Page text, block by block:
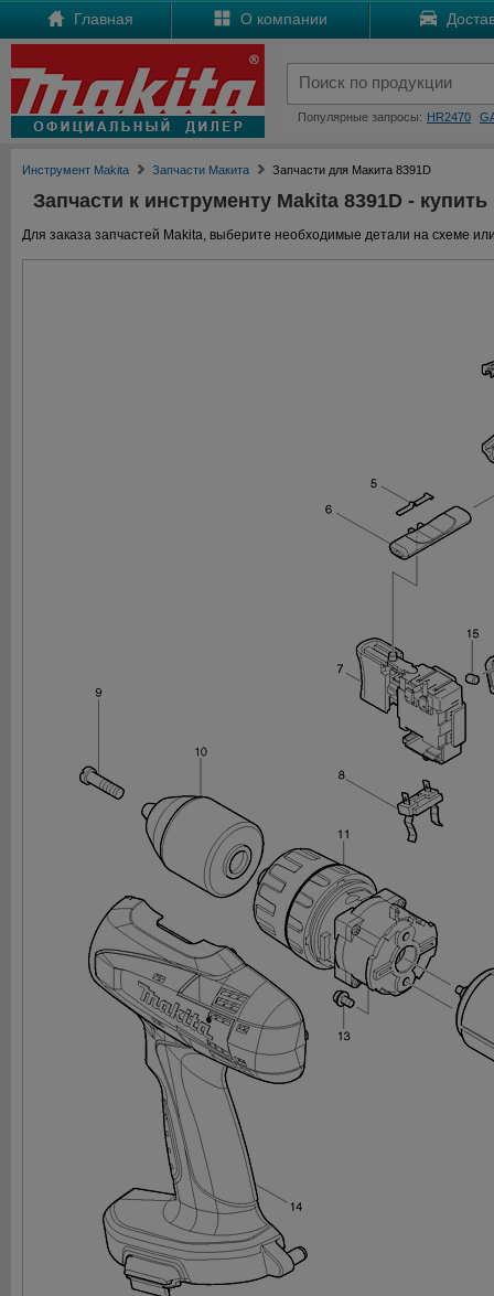
Главная О компании
Популярные запросы: HR2470
Инструмент Makita Запчасти Макита Запчасти для Макита 8391D
Запчасти к инструменту Makita 8391D -
Для заказа запчастей Makita, выберите необходимые детали на схеме